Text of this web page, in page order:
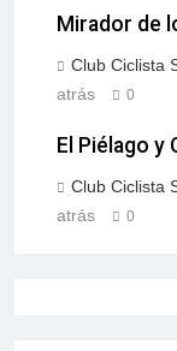
Mirador de
Club Ciclista
atrás
0
El Piélago y
Club Ciclista
atrás
0